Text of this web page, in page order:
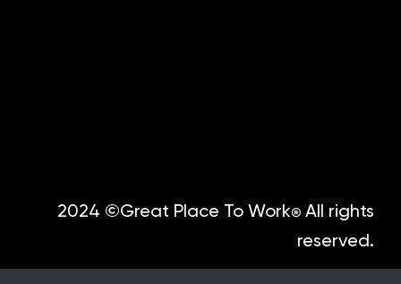
2024 ©Great Place To Work® All rights
reserved.